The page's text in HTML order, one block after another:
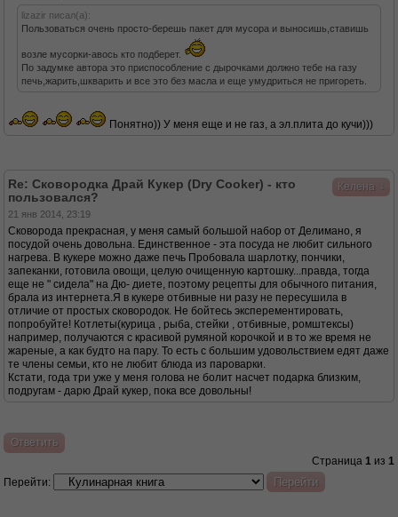
lizazir писал(а):
Пользоваться очень просто-берешь пакет для мусора и выносишь,ставишь
возле мусорки-авось кто подберет.
По задумке автора это приспособление с дырочками должно тебе на газу
печь,жарить,шкварить и все это без масла и еще умудриться не пригореть.
Понятно)) У меня еще и не газ, а эл.плита до кучи)))
Келена
Re: Сковородка Драй Кукер (Dry Cooker) - кто
пользовался?
21 янв 2014, 23:19
Сковорода прекрасная, у меня самый большой набор от Делимано, я
посудой очень довольна. Единственное - эта посуда не любит сильного
нагрева. В кукере можно даже печь Пробовала шарлотку, пончики,
запеканки, готовила овощи, целую очищенную картошку...правда, тогда
еще не " сидела" на Дю- диете, поэтому рецепты для обычного питания,
брала из интернета.Я в кукере отбивные ни разу не пересушила в
отличие от простых сковородок. Не бойтесь эксперементировать,
попробуйте! Котлеты(курица , рыба, стейки , отбивные, ромштексы)
например, получаются с красивой румяной корочкой и в то же время не
жареные, а как будто на пару. То есть с большим удовольствием едят даже
те члены семьи, кто не любит блюда из пароварки.
Кстати, года три уже у меня голова не болит насчет подарка близким,
подругам - дарю Драй кукер, пока все довольны!
Ответить
Страница 1 из 1
Перейти: